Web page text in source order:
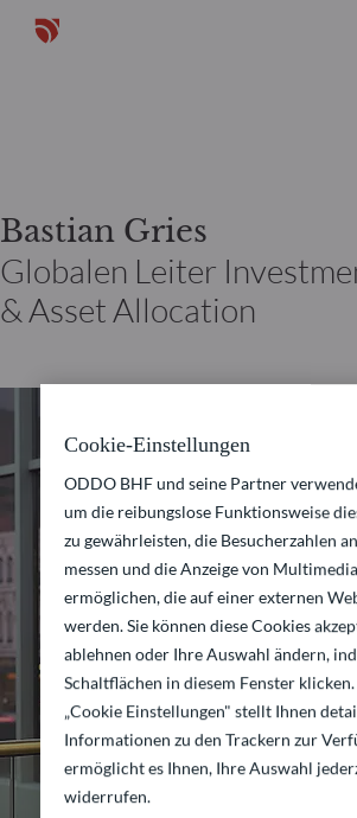
Bastian Gries
Globalen Leiter
& Asset Allocation
Cookie-Einstellungen
ODDO BHF und seine Partner
um die reibungslose Funktionsweise
zu gewährleisten, die Besucherzahlen
messen und die Anzeige von
ermöglichen, die auf einer externen
werden. Sie können diese Cookies
ablehnen oder Ihre Auswahl ändern,
Schaltflächen in diesem Fenster
„Cookie Einstellungen" stellt Ihnen
Informationen zu den Trackern zur
ermöglicht es Ihnen, Ihre Auswahl
widerrufen.